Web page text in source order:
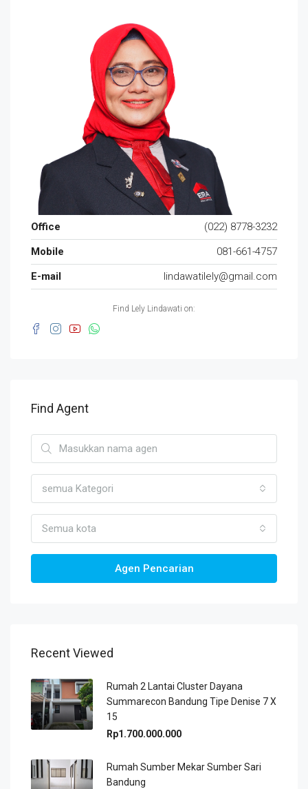
Office
(022) 8778-3232
Mobile
081-661-4757
E-mail
lindawatilely@gmail.com
Find Lely Lindawati on:
Find Agent
semua Kategori
Semua kota
Agen Pencarian
Recent Viewed
Rumah 2 Lantai Cluster Dayana
Summarecon Bandung Tipe Denise 7 X
15
Rp1.700.000.000
Rumah Sumber Mekar Sumber Sari
Bandung